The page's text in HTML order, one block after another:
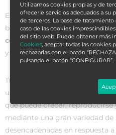
Esta formación trata de
básicos de la biología celular,
celular ? Es la ciencia que
y funciones de las células.
Tras esta definición, nos surge
una célula? Una
es la
que puede crecer,
mediante una gran variedad
desencadenadas en respuesta
Utilizamos cookies propias y de
ofrecerle servicios adecuados a su
de terceros. La base de
caso de las cookies
del sitio web. Puede obtener más
Cookies , aceptar todas las cookies
rechazarlas con el botón
pulsando el botón “CONFIGURAR”.